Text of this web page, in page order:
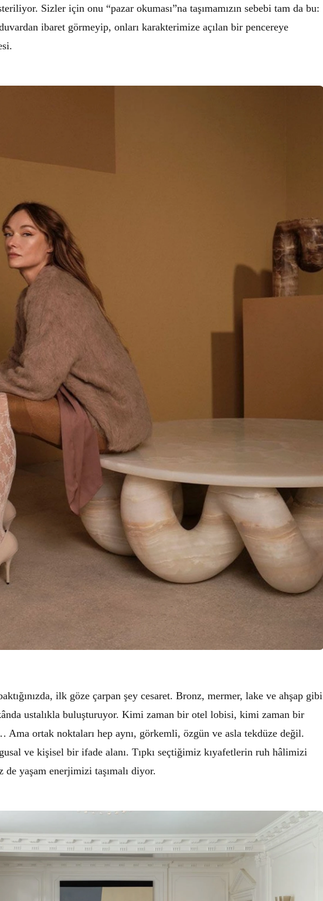
Sizler için onu “pazar okuması”na taşımamızın sebebi tam da bu:
ibaret görmeyip, onları karakterimize açılan bir pencereye
ilk göze çarpan şey cesaret. Bronz, mermer, lake ve ahşap gibi
ustalıkla buluşturuyor. Kimi zaman bir otel lobisi, kimi zaman bir
ortak noktaları hep aynı, görkemli, özgün ve asla tekdüze değil.
ve kişisel bir ifade alanı. Tıpkı seçtiğimiz kıyafetlerin ruh hâlimizi
de yaşam enerjimizi taşımalı diyor.